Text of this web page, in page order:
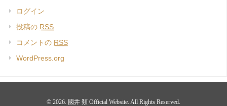
ログイン
投稿の RSS
コメントの RSS
WordPress.org
© 2026. 國井 類 Official Website. All Rights Reserved.